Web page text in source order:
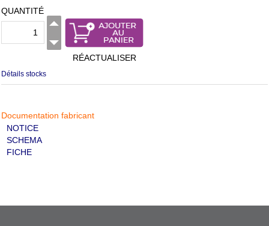
QUANTITÉ
RÉACTUALISER
Détails stocks
Documentation fabricant
NOTICE
SCHEMA
FICHE